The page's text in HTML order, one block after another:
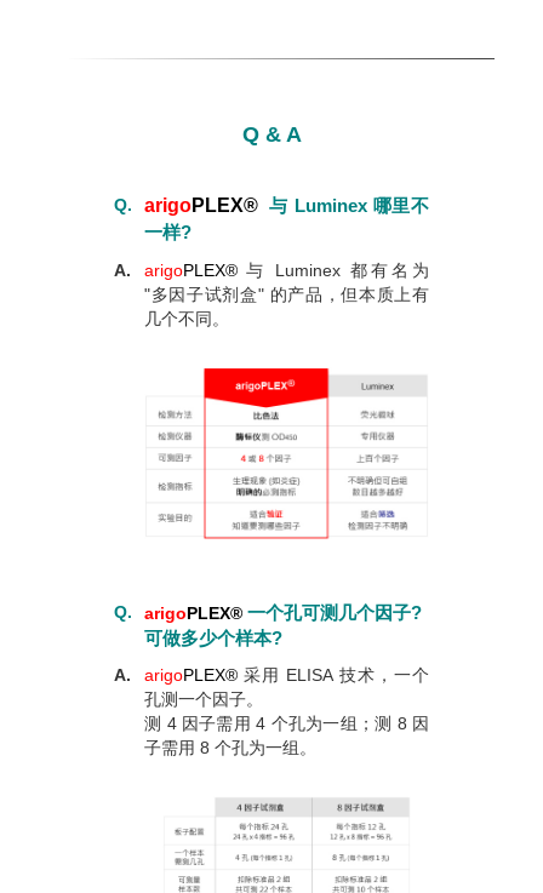
Q & A
Q. arigoPLEX® 与 Luminex 哪里不
一样?
A. arigoPLEX® 与 Luminex 都有名为
"多因子试剂盒" 的产品，但本质上有
几个不同。
Q. arigoPLEX® 一个孔可测几个因子?
可做多少个样本?
A. arigoPLEX® 采用 ELISA 技术，一个
孔测一个因子。
测 4 因子需用 4 个孔为一组；测 8 因
子需用 8 个孔为一组。